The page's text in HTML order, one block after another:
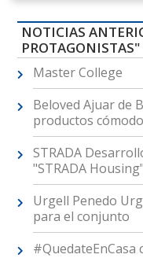
NOTICIAS
PROTAGONISTAS"
Master College
Beloved Ajuar de
productos
STRADA
"STRADA Housing"
Urgell Penedo
para el conjunto
#QuedateEnCasa